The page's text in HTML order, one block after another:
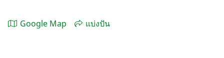
Google Map แบ่งปัน